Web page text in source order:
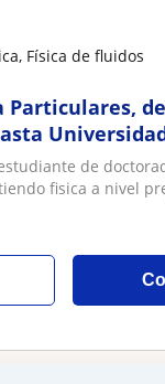
Física de fluidos
Particulares,
de
fisica a nivel